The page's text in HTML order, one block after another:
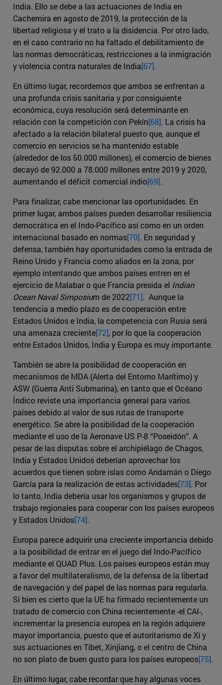
India. Ello se debe a las actuaciones de India en
Cachemira en agosto de 2019, la protección de la
libertad religiosa y el trato a la disidencia. Por otro lado,
en el caso contrario no ha faltado el debilitamiento de
las normas democráticas, restricciones a la inmigración
y violencia contra naturales de India[67].
En último lugar, recordemos que ambos se enfrentan a
una profunda crisis sanitaria y por consiguiente
económica, cuya resolución será determinante en
relación con la competición con Pekín[68]. La crisis ha
afectado a la relación bilateral puesto que, aunque el
comercio en servicios se ha mantenido estable
(alrededor de los 50.000 millones), el comercio de bienes
decayó de 92.000 a 78.000 millones entre 2019 y 2020,
aumentando el déficit comercial indio[69].
Para finalizar, cabe mencionar las oportunidades. En
primer lugar, ambos países pueden desarrollar resiliencia
democrática en el Indo-Pacífico así como en un orden
internacional basado en normas[70]. En seguridad y
defensa, también hay oportunidades como la entrada de
Reino Unido y Francia como aliados en la zona, por
ejemplo intentando que ambos países entren en el
ejercicio de Malabar o que Francia presida el Indian
Ocean Naval Simposium de 2022[71]. Aunque la
tendencia a medio plazo es de cooperación entre
Estados Unidos e India, la competencia con Rusia será
una amenaza creciente[72], por lo que la cooperación
entre Estados Unidos, India y Europa es muy importante.
También se abre la posibilidad de cooperación en
mecanismos de MDA (Alerta del Entorno Marítimo) y
ASW (Guerra Anti Submarina), en tanto que el Océano
Índico reviste una importancia general para varios
países debido al valor de sus rutas de transporte
energético. Se abre la posibilidad de la cooperación
mediante el uso de la Aeronave US P-8 “Poseidón”. A
pesar de las disputas sobre el archipiélago de Chagos,
India y Estados Unidos deberían aprovechar los
acuerdos que tienen sobre islas como Andamán o Diego
García para la realización de estas actividades[73]. Por
lo tanto, India debería usar los organismos y grupos de
trabajo regionales para cooperar con los países europeos
y Estados Unidos[74].
Europa parece adquirir una creciente importancia debido
a la posibilidad de entrar en el juego del Indo-Pacífico
mediante el QUAD Plus. Los países europeos están muy
a favor del multilateralismo, de la defensa de la libertad
de navegación y del papel de las normas para regularla.
Si bien es cierto que la UE ha firmado recientemente un
tratado de comercio con China recientemente -el CAI-,
incrementar la presencia europea en la región adquiere
mayor importancia, puesto que el autoritarismo de Xi y
sus actuaciones en Tíbet, Xinjiang, o el centro de China
no son plato de buen gusto para los países europeos[75].
En último lugar, cabe recordar que hay algunas voces